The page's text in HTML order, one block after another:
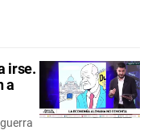
irse.
a